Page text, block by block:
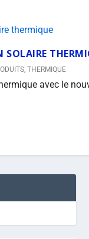
SOLAIRE
,THERMIQUE
avec le